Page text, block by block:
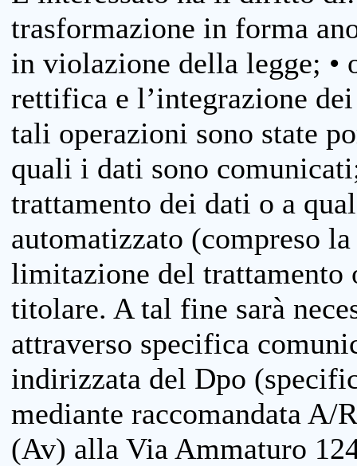
trasformazione in forma
in violazione della legge; •
rettifica e l’integrazione
tali operazioni sono state
quali i dati sono
trattamento dei dati o a
automatizzato (compreso
limitazione del trattamento
titolare. A tal fine sarà
attraverso specifica
indirizzata del Dpo
mediante raccomandata
(Av) alla Via Ammaturo